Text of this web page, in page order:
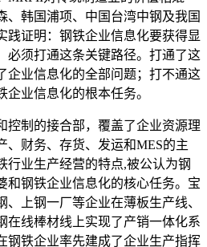
、韩国浦项、中国台湾中钢及我国
践证明：钢铁企业信息化要获得显
必须打通这条关键路径。打通了这
企业信息化的全部问题；打不通这
业信息化的根本任务。
控制的接合部，覆盖了企业资源理
、财务、存货、发运和MES的主
行业生产经营的特点,被公认为钢
和钢铁企业信息化的核心任务。宝
上钢一厂等企业在薄板生产线、
在线棒材线上实现了产销一体化系
钢铁企业率先建成了企业生产指挥